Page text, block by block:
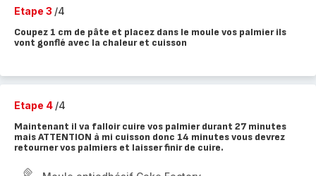
Etape 3 /4
Coupez 1 cm de pâte et placez dans le moule vos palmier ils
vont gonflé avec la chaleur et cuisson
Etape 4 /4
Maintenant il va falloir cuire vos palmier durant 27 minutes
mais ATTENTION à mi cuisson donc 14 minutes vous devrez
retourner vos palmiers et laisser finir de cuire.